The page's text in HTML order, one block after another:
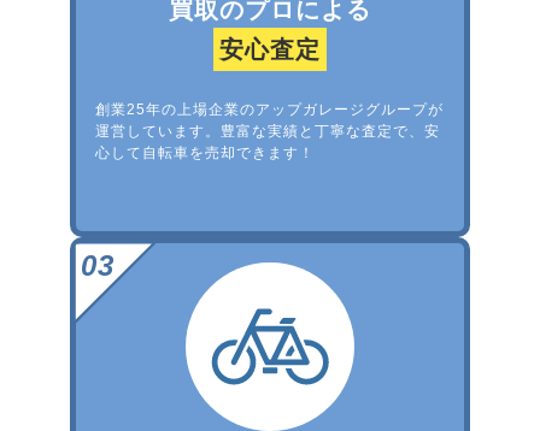
買取のプロによる
安心査定
創業25年の上場企業のアップガレージグループが
運営しています。豊富な実績と丁寧な査定で、安
心して自転車を売却できます！